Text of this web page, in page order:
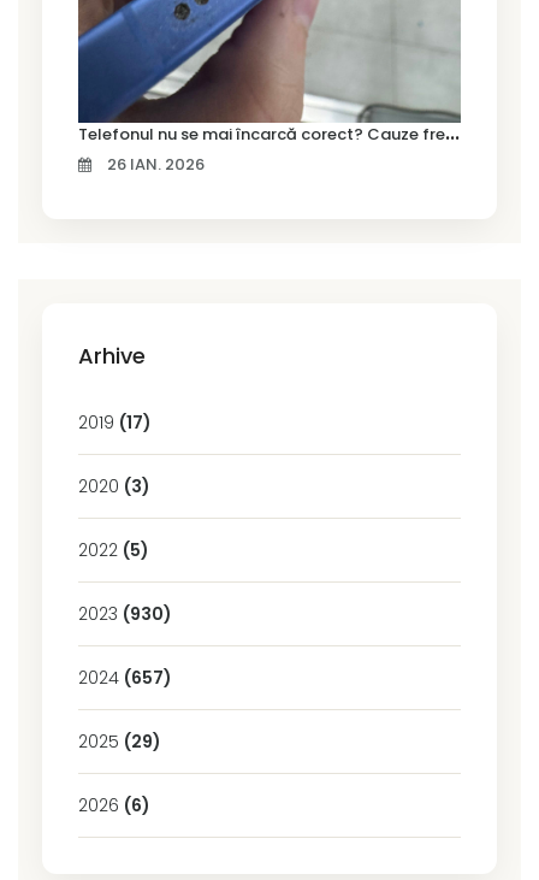
T
elefonul nu se mai încarcă corect? Cauze frecvente și soluții la service în Timișoara
26 IAN. 2026
Arhive
2019 (17)
2020 (3)
2022 (5)
2023 (930)
2024 (657)
2025 (29)
2026 (6)